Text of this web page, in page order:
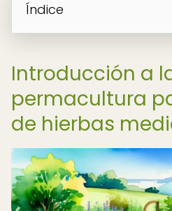
Índice
Introducción a
permacultura
de hierbas